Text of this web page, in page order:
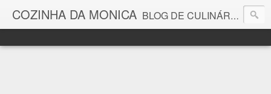
COZINHA DA MONICA BLOG DE CULINÁRIA E GASTRONOMIA COM RECEITAS, DICAS, CURIOSIDADES GASTRONÔMICAS E MUITO MAIS.